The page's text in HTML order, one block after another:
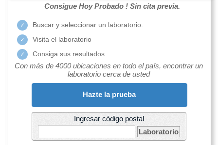
Consigue Hoy Probado ! Sin cita previa.
Buscar y seleccionar un laboratorio.
Visita el laboratorio
Consiga sus resultados
Con más de 4000 ubicaciones en todo el país, encontrar un
laboratorio cerca de usted
Hazte la prueba
Ingresar código postal
Laboratorio